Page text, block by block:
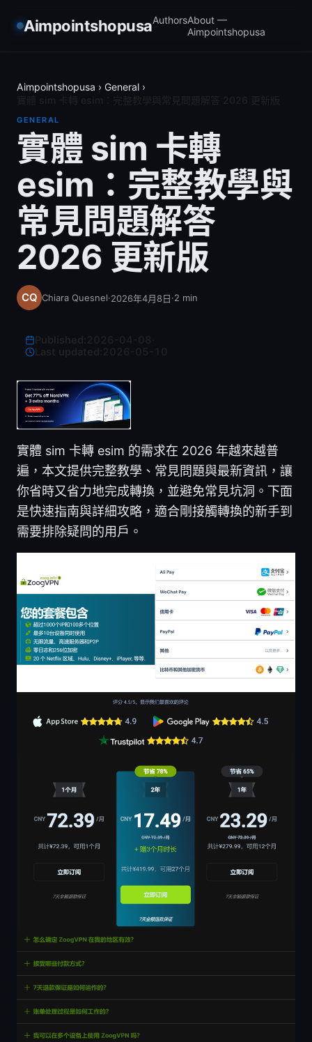
AimpointshopusaAuthorsAbout —
Aimpointshopusa
Aimpointshopusa › General ›
GENERAL
實體 sim 卡轉
esim：完整教學與
常見問題解答
2026 更新版
Chiara Quesnel·2026年4月8日·2 min
Last updated:
實體 sim 卡轉 esim 的需求在 2026 年越來越普
遍，本文提供完整教學、常見問題與最新資訊，讓
你省時又省力地完成轉換，並避免常見坑洞。下面
是快速指南與詳細攻略，適合剛接觸轉換的新手到
需要排除疑問的用戶。